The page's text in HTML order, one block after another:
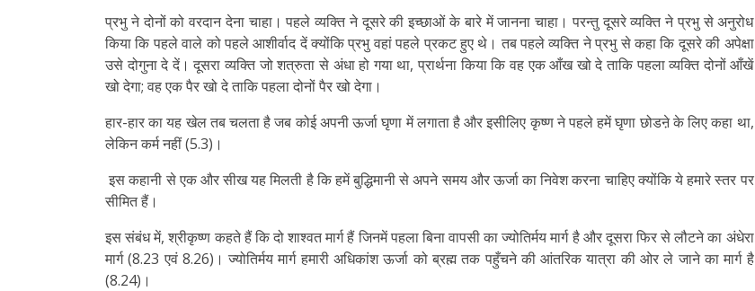
प्रभु ने दोनों को वरदान देना चाहा। पहले व्यक्ति ने दूसरे की इच्छाओं के बारे में जानना चाहा। परन्तु दूसरे व्यक्ति ने प्रभु से अनुरोध
किया कि पहले वाले को पहले आशीर्वाद दें क्योंकि प्रभु वहां पहले प्रकट हुए थे। तब पहले व्यक्ति ने प्रभु से कहा कि दूसरे की अपेक्षा
उसे दोगुना दे दें। दूसरा व्यक्ति जो शत्रुता से अंधा हो गया था, प्रार्थना किया कि वह एक आँख खो दे ताकि पहला व्यक्ति दोनों आँखें
खो देगा; वह एक पैर खो दे ताकि पहला दोनों पैर खो देगा।
हार-हार का यह खेल तब चलता है जब कोई अपनी ऊर्जा घृणा में लगाता है और इसीलिए कृष्ण ने पहले हमें घृणा छोडऩे के लिए कहा था,
लेकिन कर्म नहीं (5.3)।
इस कहानी से एक और सीख यह मिलती है कि हमें बुद्धिमानी से अपने समय और ऊर्जा का निवेश करना चाहिए क्योंकि ये हमारे स्तर पर
सीमित हैं।
इस संबंध में, श्रीकृष्ण कहते हैं कि दो शाश्वत मार्ग हैं जिनमें पहला बिना वापसी का ज्योतिर्मय मार्ग है और दूसरा फिर से लौटने का अंधेरा
मार्ग (8.23 एवं 8.26)। ज्योतिर्मय मार्ग हमारी अधिकांश ऊर्जा को ब्रह्म तक पहुँचने की आंतरिक यात्रा की ओर ले जाने का मार्ग है
(8.24)।